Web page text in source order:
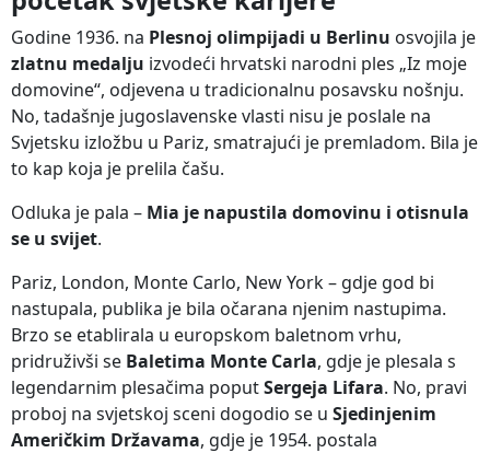
Godine 1936. na Plesnoj olimpijadi u Berlinu osvojila je
zlatnu medalju izvodeći hrvatski narodni ples „Iz moje
domovine“, odjevena u tradicionalnu posavsku nošnju.
No, tadašnje jugoslavenske vlasti nisu je poslale na
Svjetsku izložbu u Pariz, smatrajući je premladom. Bila je
to kap koja je prelila čašu.
Odluka je pala – Mia je napustila domovinu i otisnula
se u svijet.
Pariz, London, Monte Carlo, New York – gdje god bi
nastupala, publika je bila očarana njenim nastupima.
Brzo se etablirala u europskom baletnom vrhu,
pridruživši se Baletima Monte Carla, gdje je plesala s
legendarnim plesačima poputSergeja Lifara. No, pravi
proboj na svjetskoj sceni dogodio se u Sjedinjenim
Američkim Državama, gdje je 1954. postala